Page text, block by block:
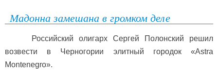
Мадонна замешана в громком деле
Российский олигарх Сергей Полонский решил
возвести в Черногории элитный городок «Astra
Montenegro».